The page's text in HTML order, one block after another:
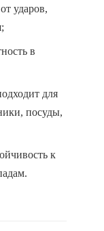
ударов,
в
для
посуды,
к